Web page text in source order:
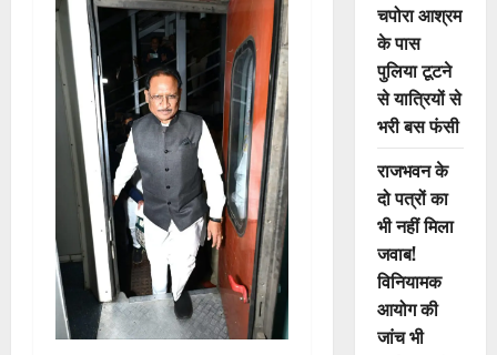
चपोरा आश्रम
के पास
पुलिया टूटने
से यात्रियों से
भरी बस फंसी
राजभवन के
दो पत्रों का
भी नहीं मिला
जवाब!
विनियामक
आयोग की
जांच भी